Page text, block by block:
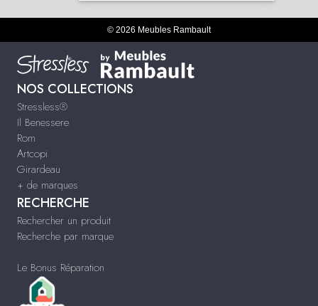
© 2026 Meubles Rambault
NOS COLLECTIONS
Stressless®
Il Benessere
Rom
Artcopi
Girardeau
+ de marques
RECHERCHE
Rechercher un produit
Recherche par marque
Le Bonus Réparation